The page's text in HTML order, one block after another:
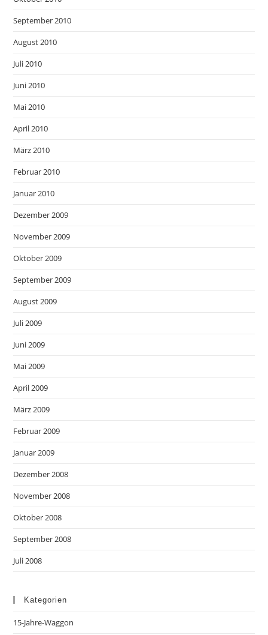
September 2010
August 2010
Juli 2010
Juni 2010
Mai 2010
April 2010
März 2010
Februar 2010
Januar 2010
Dezember 2009
November 2009
Oktober 2009
September 2009
August 2009
Juli 2009
Juni 2009
Mai 2009
April 2009
März 2009
Februar 2009
Januar 2009
Dezember 2008
November 2008
Oktober 2008
September 2008
Juli 2008
Kategorien
15-Jahre-Waggon